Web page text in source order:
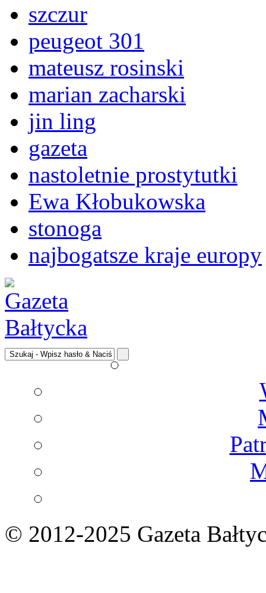
szczur
peugeot 301
mateusz rosinski
marian zacharski
jin ling
gazeta
nastoletnie prostytutki
Ewa Kłobukowska
stonoga
najbogatsze kraje europy
© 2012-2025 Gazeta